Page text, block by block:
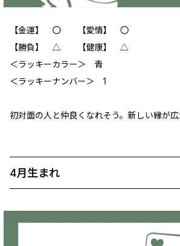
【金運】 〇 【愛情】 〇
【勝負】 △ 【健康】 △
＜ラッキーカラー＞ 青
＜ラッキーナンバー＞ 1
初対面の人と仲良くなれそう。新しい縁が広
4月生まれ